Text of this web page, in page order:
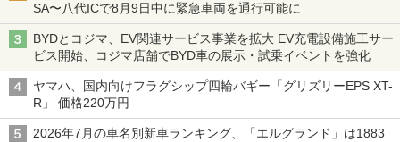
SA〜八代ICで8月9日中に緊急車両を通行可能に
BYDとコジマ、EV関連サービス事業を拡大 EV充電設備施工サー
ビス開始、コジマ店舗でBYD車の展示・試乗イベントを強化
ヤマハ、国内向けフラグシップ四輪バギー「グリズリーEPS XT-
R」 価格220万円
2026年7月の車名別新車ランキング、「エルグランド」は1883